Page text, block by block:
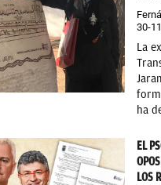
30-
La
ha
EL
LOS